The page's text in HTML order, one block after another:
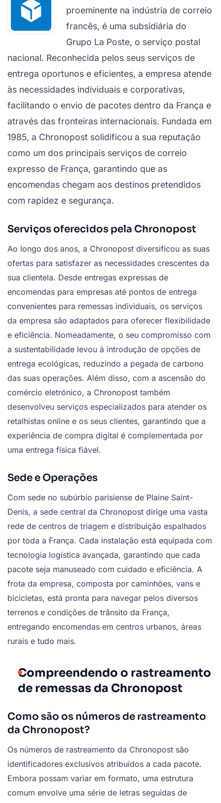
proeminente na indústria de correio
francês, é uma subsidiária do
Grupo La Poste, o serviço postal
nacional. Reconhecida pelos seus serviços de
entrega oportunos e eficientes, a empresa atende
às necessidades individuais e corporativas,
facilitando o envio de pacotes dentro da França e
através das fronteiras internacionais. Fundada em
1985, a Chronopost solidificou a sua reputação
como um dos principais serviços de correio
expresso de França, garantindo que as
encomendas chegam aos destinos pretendidos
com rapidez e segurança.
Serviços oferecidos pela Chronopost
Ao longo dos anos, a Chronopost diversificou as suas
ofertas para satisfazer as necessidades crescentes da
sua clientela. Desde entregas expressas de
encomendas para empresas até pontos de entrega
convenientes para remessas individuais, os serviços
da empresa são adaptados para oferecer flexibilidade
e eficiência. Nomeadamente, o seu compromisso com
a sustentabilidade levou à introdução de opções de
entrega ecológicas, reduzindo a pegada de carbono
das suas operações. Além disso, com a ascensão do
comércio eletrónico, a Chronopost também
desenvolveu serviços especializados para atender os
retalhistas online e os seus clientes, garantindo que a
experiência de compra digital é complementada por
uma entrega física fiável.
Sede e Operações
Com sede no subúrbio parisiense de Plaine Saint-
Denis, a sede central da Chronopost dirige uma vasta
rede de centros de triagem e distribuição espalhados
por toda a França. Cada instalação está equipada com
tecnologia logística avançada, garantindo que cada
pacote seja manuseado com cuidado e eficiência. A
frota da empresa, composta por caminhões, vans e
bicicletas, está pronta para navegar pelos diversos
terrenos e condições de trânsito da França,
entregando encomendas em centros urbanos, áreas
rurais e tudo mais.
Compreendendo o rastreamento
de remessas da Chronopost
Como são os números de rastreamento
da Chronopost?
Os números de rastreamento da Chronopost são
identificadores exclusivos atribuídos a cada pacote.
Embora possam variar em formato, uma estrutura
comum envolve uma série de letras seguidas de